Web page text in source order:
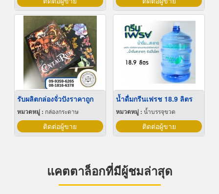
รับผลิตกล่องจั่วปังราคาถูก
หมวดหมู่ : กล่องกระดาษ
ติดต่อผู้ขาย
น้ำดื่มกรีนเฟรช 18.9 ลิตร
หมวดหมู่ : น้ำบรรจุขวด
ติดต่อผู้ขาย
แคตตาล็อกที่มีผู้ชมล่าสุด